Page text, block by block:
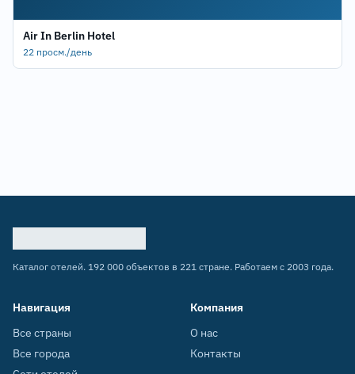
Air In Berlin Hotel
22 просм./день
Каталог отелей. 192 000 объектов в 221 стране. Работаем с 2003 года.
Навигация
Все страны
Все города
Компания
О нас
Контакты